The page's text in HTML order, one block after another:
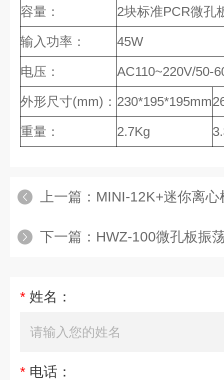
容量：
2块标准PCR微孔
输入功率：
45W
电压：
AC110~220V/50-
外形尺寸(mm)： 230*195*195mm
重量：
2.7Kg
上一篇： MINI-12K+迷你离心
下一篇： HWZ-100微孔板振
* 姓名：
* 电话：